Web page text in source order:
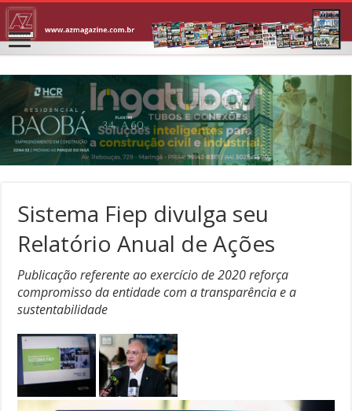
Sistema Fiep divulga seu
Relatório Anual de Ações
Publicação referente ao exercício de 2020 reforça
compromisso da entidade com a transparência e a
sustentabilidade